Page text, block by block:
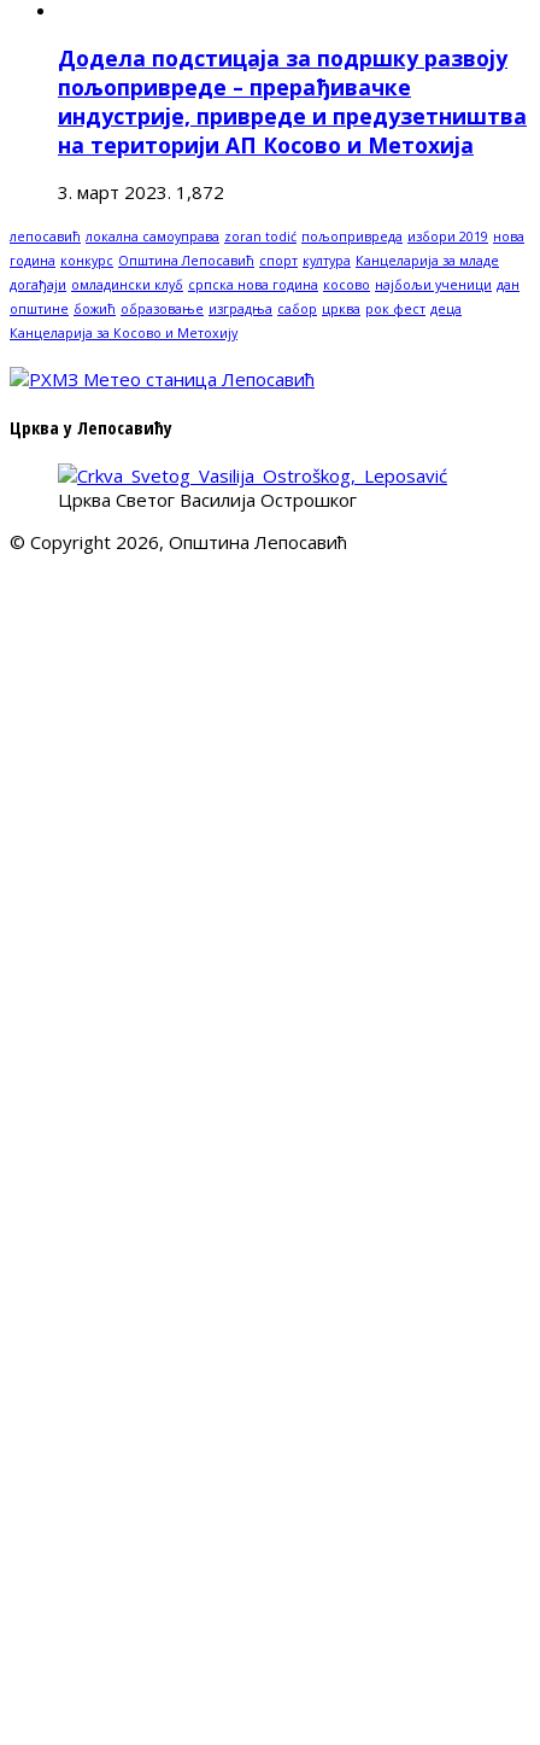
Додела подстицаја за подршку развоју
пољопривреде – прерађивачке
индустрије, привреде и предузетништва
на територији АП Косово и Метохија
3. март 2023. 1,872
лепосавић локална самоуправа zoran todić пољопривреда избори 2019 нова
година конкурс Општина Лепосавић спорт култура Канцеларија за младе
догађаји омладински клуб српска нова година косово најбољи ученици дан
општине божић образовање изградња сабор црква рок фест деца
Канцеларија за Косово и Метохију
Црква у Лепосавићу
Црква Светог Василија Острошког
© Copyright 2026, Општина Лепосавић